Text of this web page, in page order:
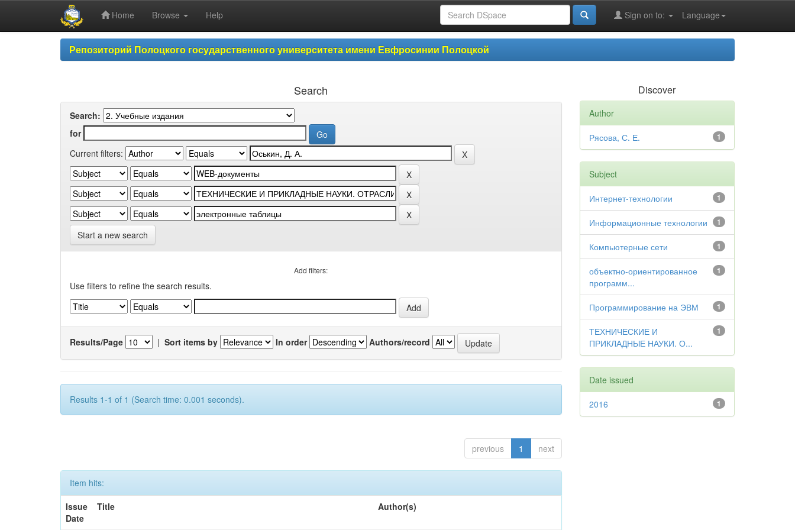
Home Browse Help Language
Sign on to:
Репозиторий Полоцкого государственного университета имени Евфросинии Полоцкой
Search
Search:
for
Current filters:
Start a new search
Add filters:
Use filters to refine the search results.
Results/Page | Sort items by In order Authors/record
Results 1-1 of 1 (Search time: 0.001 seconds).
previous 1 next
Item hits:
Issue
Date
Title Author(s)
Discover
Author
1
Рясова, С. Е.
Subject
1
Интернет-технологии
1
Информационные технологии
1
Компьютерные сети
1
объектно-ориентированное
программ...
1
Программирование на ЭВМ
1
ТЕХНИЧЕСКИЕ И
ПРИКЛАДНЫЕ НАУКИ. О...
Date issued
1
2016